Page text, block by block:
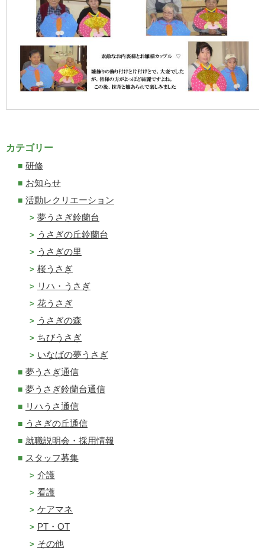
カテゴリー
研修
お知らせ
活動レクリエーション
夢うさぎ鈴蘭台
うさぎの丘鈴蘭台
うさぎの里
桜うさぎ
リハ・うさぎ
花うさぎ
うさぎの森
ちびうさぎ
いなばの夢うさぎ
夢うさぎ通信
夢うさぎ鈴蘭台通信
リハうさ通信
うさぎの丘通信
就職説明会・採用情報
スタッフ募集
介護
看護
ケアマネ
PT・OT
その他